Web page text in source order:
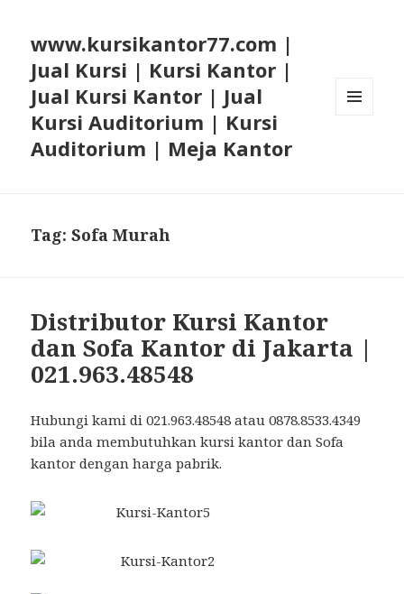
www.kursikantor77.com |
Jual Kursi | Kursi Kantor |
Jual Kursi Kantor | Jual
Kursi Auditorium | Kursi
Auditorium | Meja Kantor
Tag: Sofa Murah
Distributor Kursi Kantor
dan Sofa Kantor di Jakarta |
021.963.48548
Hubungi kami di 021.963.48548 atau 0878.8533.4349
bila anda membutuhkan kursi kantor dan Sofa
kantor dengan harga pabrik.